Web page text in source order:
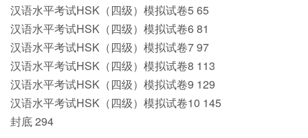
汉语水平考试HSK（四级）模拟试卷5 65
汉语水平考试HSK（四级）模拟试卷6 81
汉语水平考试HSK（四级）模拟试卷7 97
汉语水平考试HSK（四级）模拟试卷8 113
汉语水平考试HSK（四级）模拟试卷9 129
汉语水平考试HSK（四级）模拟试卷10 145
封底 294